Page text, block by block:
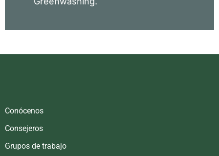
Conócenos
Consejeros
Grupos de trabajo